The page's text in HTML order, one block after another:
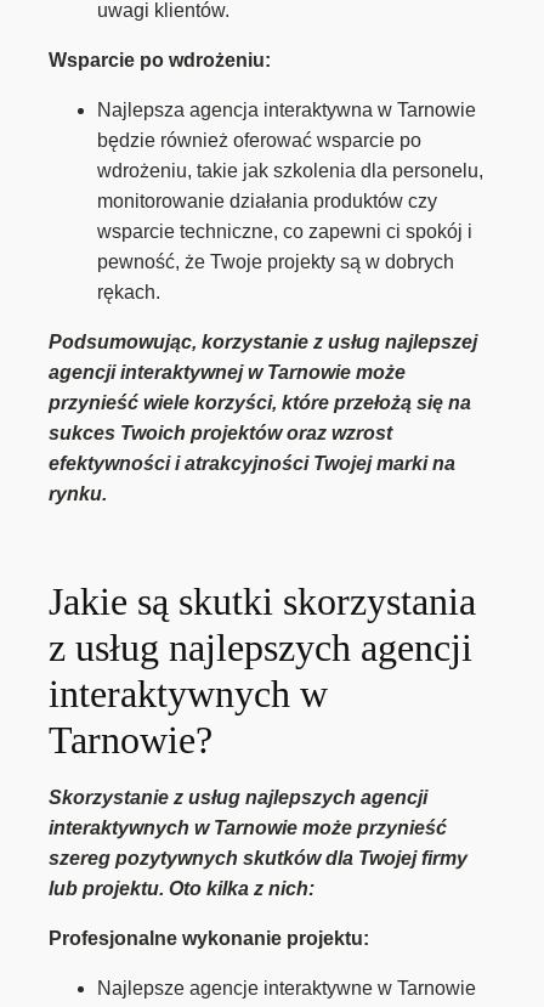
uwagi klientów.
Wsparcie po wdrożeniu:
Najlepsza agencja interaktywna w Tarnowie
będzie również oferować wsparcie po
wdrożeniu, takie jak szkolenia dla personelu,
monitorowanie działania produktów czy
wsparcie techniczne, co zapewni ci spokój i
pewność, że Twoje projekty są w dobrych
rękach.
Podsumowując, korzystanie z usług najlepszej
agencji interaktywnej w Tarnowie może
przynieść wiele korzyści, które przełożą się na
sukces Twoich projektów oraz wzrost
efektywności i atrakcyjności Twojej marki na
rynku.
Jakie są skutki skorzystania
z usług najlepszych agencji
interaktywnych w
Tarnowie?
Skorzystanie z usług najlepszych agencji
interaktywnych w Tarnowie może przynieść
szereg pozytywnych skutków dla Twojej firmy
lub projektu. Oto kilka z nich:
Profesjonalne wykonanie projektu:
Najlepsze agencje interaktywne w Tarnowie